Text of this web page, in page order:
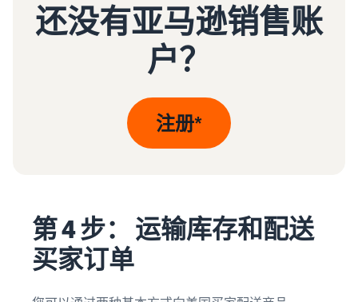
还没有亚马逊销售账
户？
注册*
第 4 步： 运输库存和配送
买家订单